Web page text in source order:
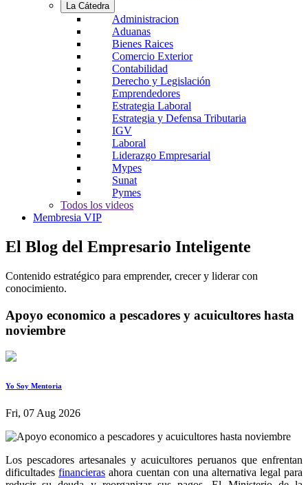
La Cátedra
Administracion
Aduanas
Bienes Raices
Comercio Exterior
Contabilidad
Derecho y Legislación
Emprendedores
Estrategia Laboral
Estrategia y Defensa Tributaria
IGV
Laboral
Liderazgo Empresarial
Mypes
Sunat
Pymes
Todos los videos
Membresia VIP
El Blog del Empresario Inteligente
Contenido estratégico para emprender, crecer y liderar con
conocimiento.
Apoyo economico a pescadores y acuicultores hasta
noviembre
Yo Soy Mentoria
Fri, 07 Aug 2026
Los pescadores artesanales y acuicultores peruanos que enfrentan
dificultades financieras ahora cuentan con una alternativa legal para